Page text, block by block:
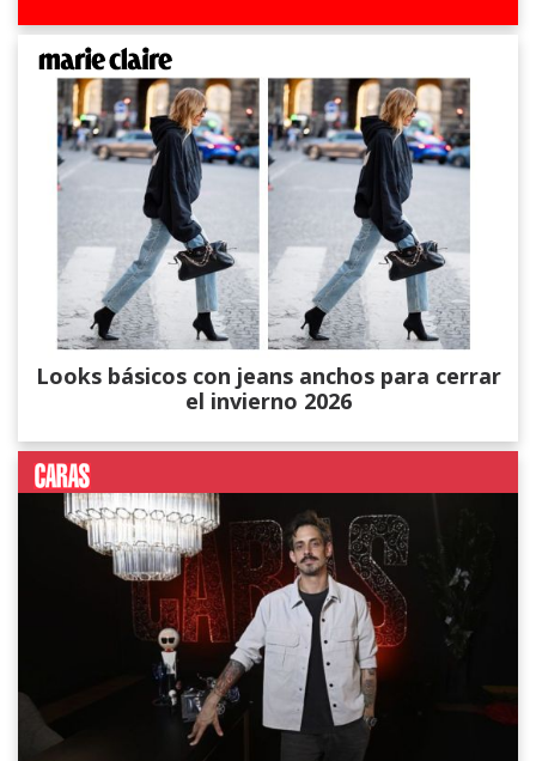
Looks básicos con jeans anchos para cerrar
el invierno 2026